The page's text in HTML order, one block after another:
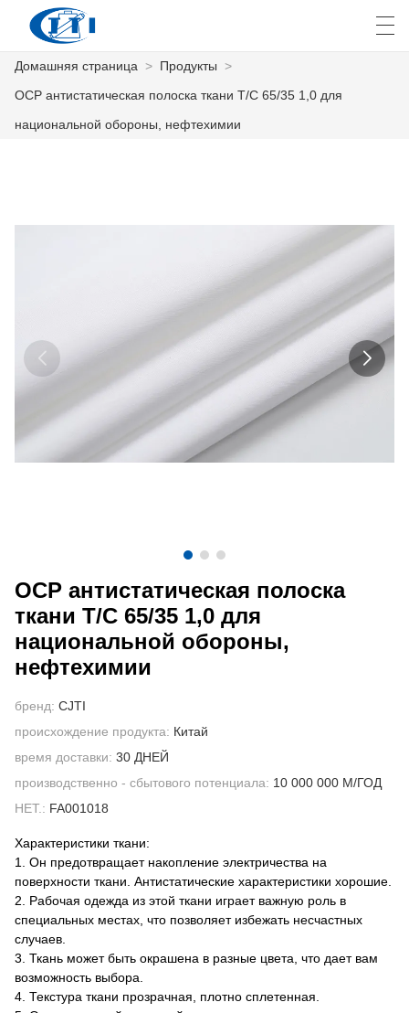
НОВОСТИ
ПРОМЫШЛЕННОСТЬ
СВЯЖИТЕСЬ С НАМИ
ВИДЕО
العربية česky Deutsch
Домашняя страница > Продукты >
ОСР антистатическая полоска ткани T/C 65/35 1,0 для
национальной обороны, нефтехимии
ОСР антистатическая полоска
ткани T/C 65/35 1,0 для
национальной обороны,
нефтехимии
бренд: CJTI
происхождение продукта: Китай
время доставки: 30 ДНЕЙ
производственно - сбытового потенциала: 10 000 000 М/ГОД
НЕТ.: FA001018
Характеристики ткани:
1. Он предотвращает накопление электричества на
поверхности ткани. Антистатические характеристики хорошие.
2. Рабочая одежда из этой ткани играет важную роль в
специальных местах, что позволяет избежать несчастных
случаев.
3. Ткань может быть окрашена в разные цвета, что дает вам
возможность выбора.
4. Текстура ткани прозрачная, плотно сплетенная.